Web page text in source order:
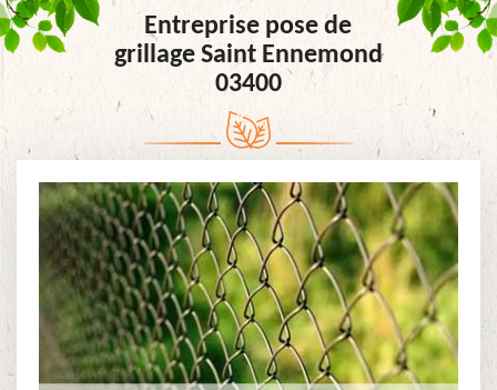
Entreprise pose de
grillage Saint Ennemond
03400